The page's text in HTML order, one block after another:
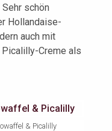
schön
Hollandaise-
auch mit
Creme als
& Picalilly